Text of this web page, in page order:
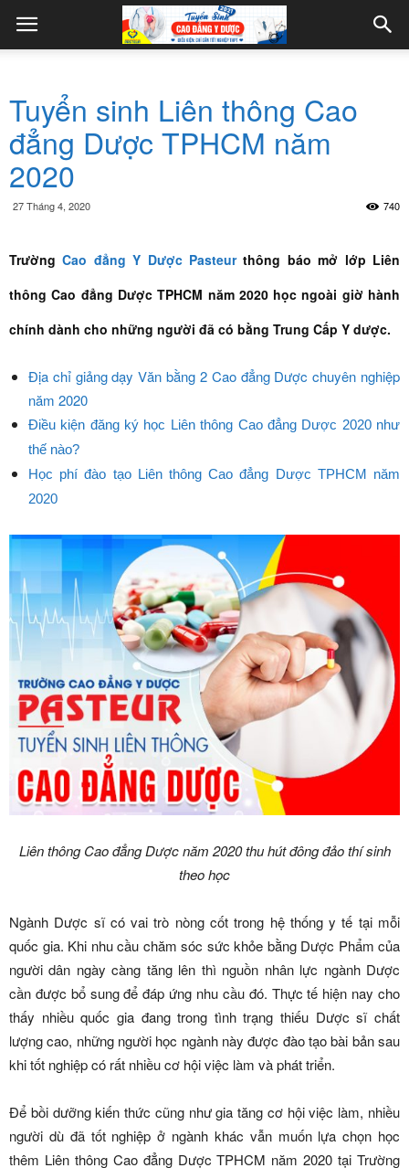
Tuyển sinh Liên thông Cao
đẳng Dược TPHCM năm
2020
27 Tháng 4, 2020 740
TrườngCao đẳng Y Dược Pasteurthông báo mở lớp Liên
thông Cao đẳng Dược TPHCM năm 2020 học ngoài giờ hành
chính dành cho những người đã có bằng Trung Cấp Y dược.
Địa chỉ giảng dạy Văn bằng 2 Cao đẳng Dược chuyên nghiệp
năm 2020
Điều kiện đăng ký học Liên thông Cao đẳng Dược 2020 như
thế nào?
Học phí đào tạo Liên thông Cao đẳng Dược TPHCM năm
2020
Liên thông Cao đẳng Dược năm 2020 thu hút đông đảo thí sinh
theo học
Ngành Dược sĩ có vai trò nòng cốt trong hệ thống y tế tại mỗi
quốc gia. Khi nhu cầu chăm sóc sức khỏe bằng Dược Phẩm của
người dân ngày càng tăng lên thì nguồn nhân lực ngành Dược
cần được bổ sung để đáp ứng nhu cầu đó. Thực tế hiện nay cho
thấy nhiều quốc gia đang trong tình trạng thiếu Dược sĩ chất
lượng cao, những người học ngành này được đào tạo bài bản sau
khi tốt nghiệp có rất nhiều cơ hội việc làm và phát triển.
Để bồi dưỡng kiến thức cũng như gia tăng cơ hội việc làm, nhiều
người dù đã tốt nghiệp ở ngành khác vẫn muốn lựa chọn học
thêm Liên thông Cao đẳng Dược TPHCM năm 2020 tại Trường